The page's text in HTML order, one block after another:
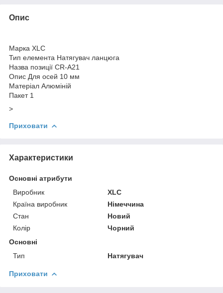
Опис
Марка XLC
Тип елемента Натягувач ланцюга
Назва позиції CR-A21
Опис Для осей 10 мм
Матеріал Алюміній
Пакет 1
>
Приховати
Характеристики
Основні атрибути
Виробник
XLC
Країна виробник
Німеччина
Стан
Новий
Колір
Чорний
Основні
Тип
Натягувач
Приховати